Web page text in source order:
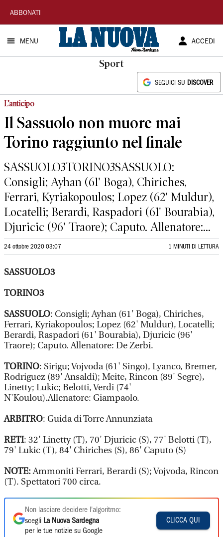
La
Nuova
Sardegna
ABBONATI
MENU ACCEDI
Sport
SEGUICI SU DISCOVER
L’anticipo
Il Sassuolo non muore mai
Torino raggiunto nel finale
SASSUOLO3TORINO3SASSUOLO:
Consigli; Ayhan (61' Boga), Chiriches,
Ferrari, Kyriakopoulos; Lopez (62' Muldur),
Locatelli; Berardi, Raspadori (61' Bourabia),
Djuricic (96' Traore); Caputo. Allenatore:...
24 ottobre 2020 03:07 1 MINUTI DI LETTURA
SASSUOLO3
TORINO3
SASSUOLO: Consigli; Ayhan (61' Boga), Chiriches,
Ferrari, Kyriakopoulos; Lopez (62' Muldur), Locatelli;
Berardi, Raspadori (61' Bourabia), Djuricic (96'
Traore); Caputo. Allenatore: De Zerbi.
TORINO: Sirigu; Vojvoda (61' Singo), Lyanco, Bremer,
Rodriguez (89' Ansaldi); Meite, Rincon (89' Segre),
Linetty; Lukic; Belotti, Verdi (74'
N'Koulou).Allenatore: Giampaolo.
ARBITRO: Guida di Torre Annunziata
RETI: 32' Linetty (T), 70' Djuricic (S), 77' Belotti (T),
79' Lukic (T), 84' Chiriches (S), 86' Caputo (S)
NOTE:Ammoniti Ferrari, Berardi (S); Vojvoda, Rincon
(T). Spettatori 700 circa.
Non lasciare decidere l'algoritmo:
scegli La Nuova Sardegna
per le tue notizie su Google
CLICCA QUI